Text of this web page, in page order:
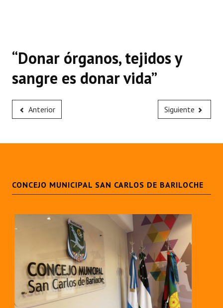
“Donar órganos, tejidos y
sangre es donar vida”
Anterior Siguiente
CONCEJO MUNICIPAL SAN CARLOS DE BARILOCHE